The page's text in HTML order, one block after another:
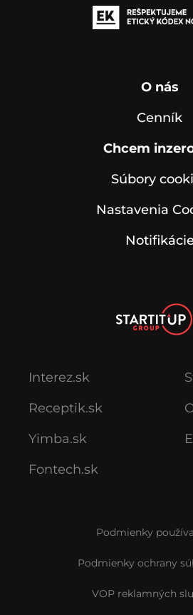
O nás
Cenník
Chcem
Súbory
Nastavenia
Interez.sk
Receptik.sk
Yimba.sk
Fontech.sk
Podmienky
Podmienky ochrany
VOP reklamných